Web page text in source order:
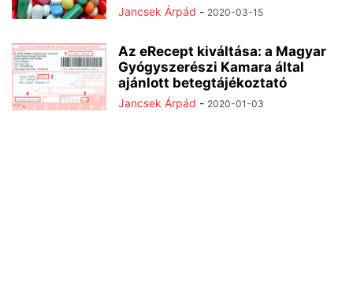
Jancsek Árpád - 2020-03-15
Az eRecept kiváltása: a Magyar
Gyógyszerészi Kamara által
ajánlott betegtájékoztató
Jancsek Árpád - 2020-01-03